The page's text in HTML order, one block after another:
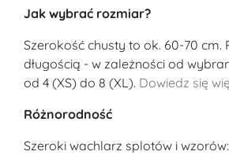
Jak wybrać rozmiar?
Szerokość chusty to ok. 60-70 cm.
długością - w zależności od
od 4 (XS) do 8 (XL). Dowiedz się
Różnorodność
Szeroki wachlarz splotów i